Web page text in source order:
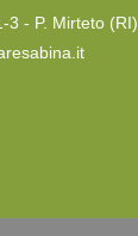
3 - P. Mirteto (RI)